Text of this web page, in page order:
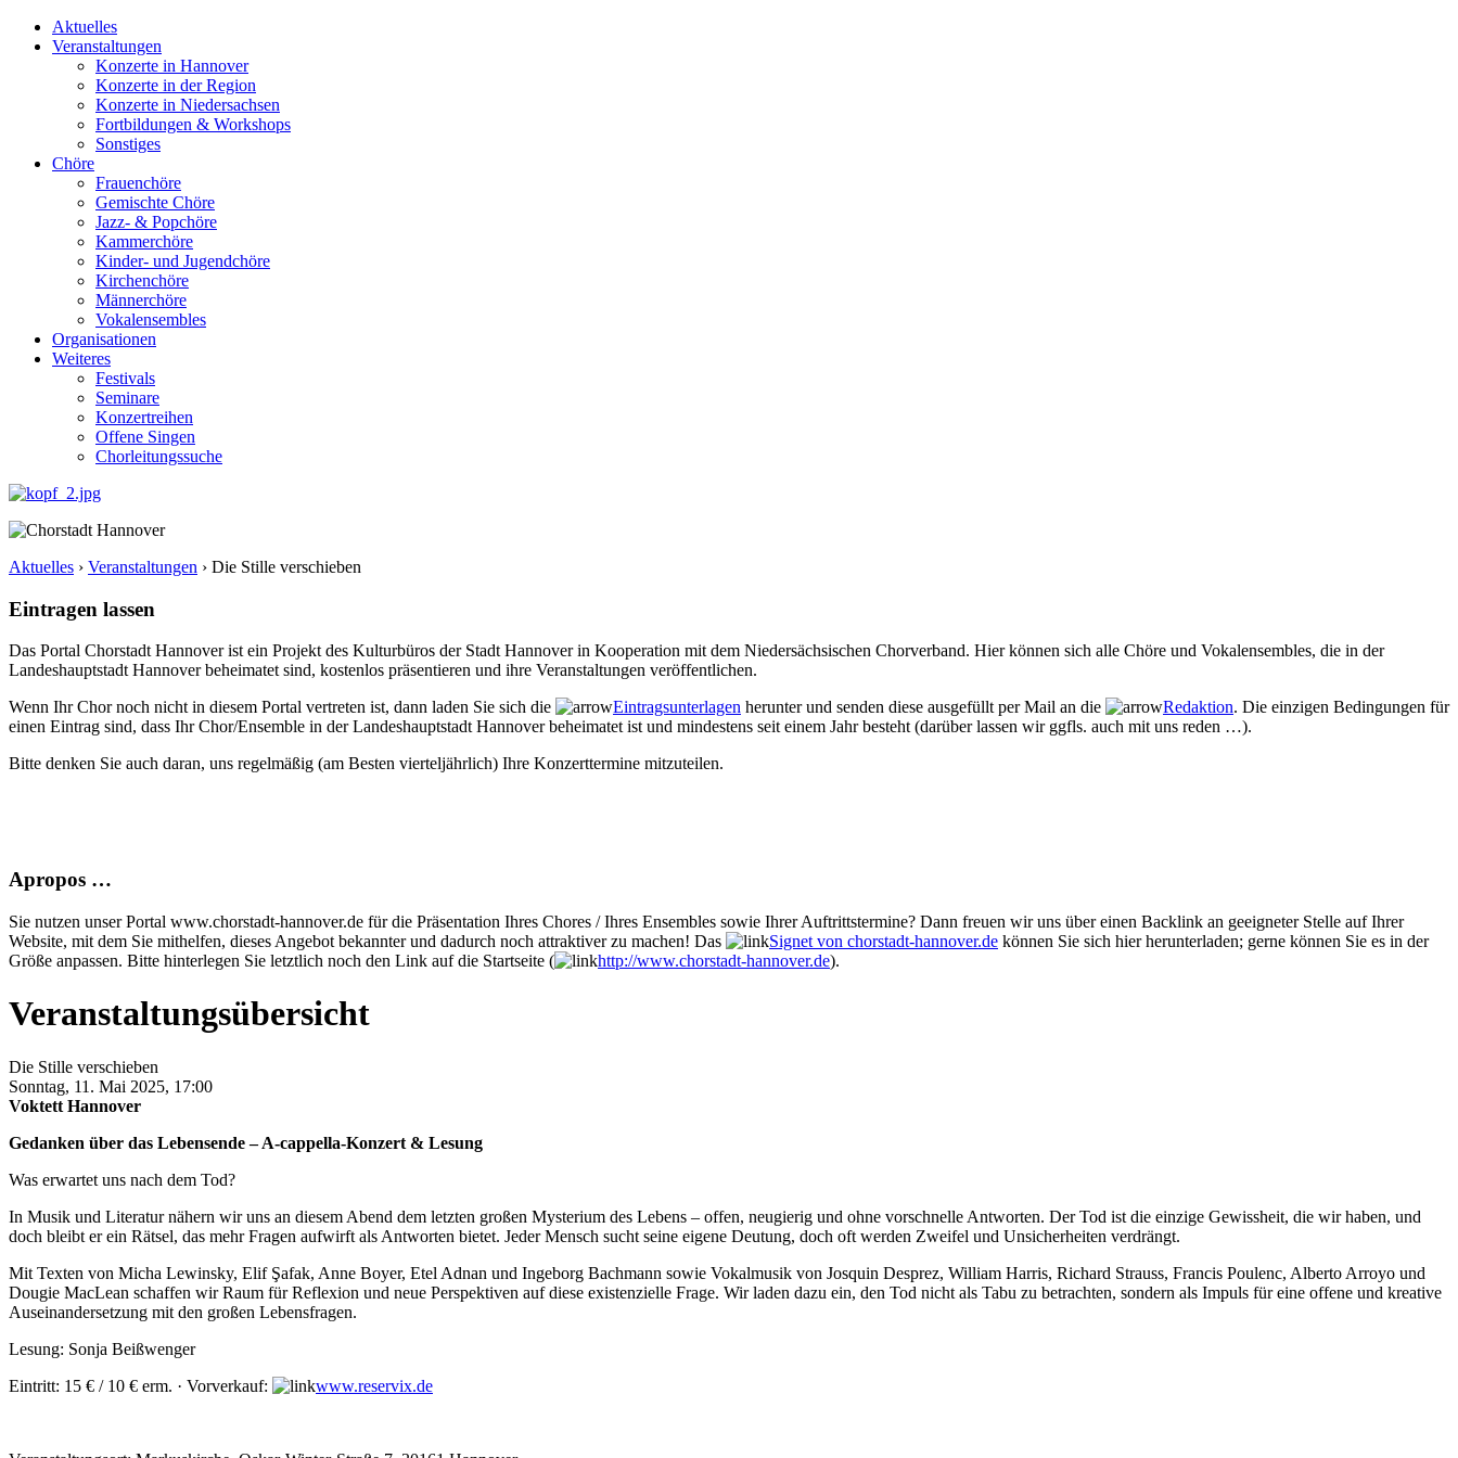
Aktuelles
Veranstaltungen
Konzerte in Hannover
Konzerte in der Region
Konzerte in Niedersachsen
Fortbildungen & Workshops
Sonstiges
Chöre
Frauenchöre
Gemischte Chöre
Jazz- & Popchöre
Kammerchöre
Kinder- und Jugendchöre
Kirchenchöre
Männerchöre
Vokalensembles
Organisationen
Weiteres
Festivals
Seminare
Konzertreihen
Offene Singen
Chorleitungssuche
Aktuelles › Veranstaltungen › Die Stille verschieben
Eintragen lassen
Das Portal Chorstadt Hannover ist ein Projekt des Kulturbüros der Stadt Hannover in Kooperation mit dem Niedersächsischen Chorverband. Hier können sich alle Chöre und Vokalensembles, die in der
Landeshauptstadt Hannover beheimatet sind, kostenlos präsentieren und ihre Veranstaltungen veröffentlichen.
Wenn Ihr Chor noch nicht in diesem Portal vertreten ist, dann laden Sie sich die
Eintragsunterlagen herunter und senden diese ausgefüllt per Mail an die Redaktion. Die einzigen Bedingungen für
einen Eintrag sind, dass Ihr Chor/Ensemble in der Landeshauptstadt Hannover beheimatet ist und mindestens seit einem Jahr besteht (darüber lassen wir ggfls. auch mit uns reden …).
Bitte denken Sie auch daran, uns regelmäßig (am Besten vierteljährlich) Ihre Konzerttermine mitzuteilen.
Apropos …
Sie nutzen unser Portal www.chorstadt-hannover.de für die Präsentation Ihres Chores / Ihres Ensembles sowie Ihrer Auftrittstermine? Dann freuen wir uns über einen Backlink an geeigneter Stelle auf Ihrer
Website, mit dem Sie mithelfen, dieses Angebot bekannter und dadurch noch attraktiver zu machen! Das
Signet von chorstadt-hannover.de können Sie sich hier herunterladen; gerne können Sie es in der
Größe anpassen. Bitte hinterlegen Sie letztlich noch den Link auf die Startseite (
http://www.chorstadt-hannover.de).
Veranstaltungsübersicht
Die Stille verschieben
Sonntag, 11. Mai 2025, 17:00
Voktett Hannover
Gedanken über das Lebensende – A-cappella-Konzert & Lesung
Was erwartet uns nach dem Tod?
In Musik und Literatur nähern wir uns an diesem Abend dem letzten großen Mysterium des Lebens – offen, neugierig und ohne vorschnelle Antworten. Der Tod ist die einzige Gewissheit, die wir haben, und
doch bleibt er ein Rätsel, das mehr Fragen aufwirft als Antworten bietet. Jeder Mensch sucht seine eigene Deutung, doch oft werden Zweifel und Unsicherheiten verdrängt.
Mit Texten von Micha Lewinsky, Elif Şafak, Anne Boyer, Etel Adnan und Ingeborg Bachmann sowie Vokalmusik von Josquin Desprez, William Harris, Richard Strauss, Francis Poulenc, Alberto Arroyo und
Dougie MacLean schaffen wir Raum für Reflexion und neue Perspektiven auf diese existenzielle Frage. Wir laden dazu ein, den Tod nicht als Tabu zu betrachten, sondern als Impuls für eine offene und kreative
Auseinandersetzung mit den großen Lebensfragen.
Lesung: Sonja Beißwenger
Eintritt: 15 € / 10 € erm. · Vorverkauf:
www.reservix.de